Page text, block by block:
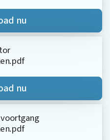
nu
nu